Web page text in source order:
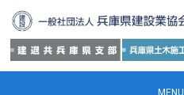
MENU